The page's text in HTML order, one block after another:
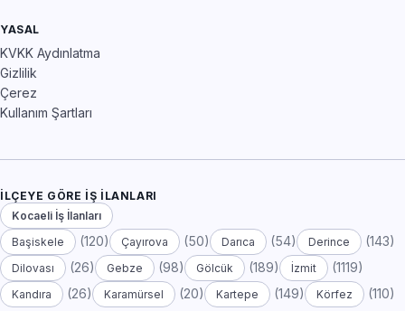
YASAL
KVKK Aydınlatma
Gizlilik
Çerez
Kullanım Şartları
İLÇEYE GÖRE İŞ İLANLARI
Kocaeli İş İlanları
Başiskele
(120) Çayırova (50) Darıca (54) Derince (143)
Dilovası (26) Gebze (98) Gölcük (189) İzmit (1119)
Kandıra (26) Karamürsel (20) Kartepe (149) Körfez (110)